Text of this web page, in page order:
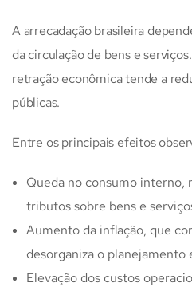
A arrecadação brasileira
da circulação de bens e
retração econômica tende a
públicas.
Entre os principais efeitos
Queda no consumo interno,
tributos sobre bens e
Aumento da inflação, que
desorganiza o planejamento
Elevação dos custos